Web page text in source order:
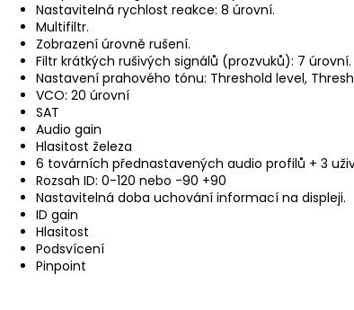
Nastavitelná rychlost reakce: 8 úrovní.
Multifiltr.
Zobrazení úrovně rušení.
Filtr krátkých rušivých signálů (prozvuků): 7 úrovní.
Nastavení prahového tónu: Threshold level,
VCO: 20 úrovní
SAT
Audio gain
Hlasitost železa
6 továrních přednastavených audio profilů + 3
Rozsah ID: 0-120 nebo -90 +90
Nastavitelná doba uchování informací na displeji.
ID gain
Hlasitost
Podsvícení
Pinpoint